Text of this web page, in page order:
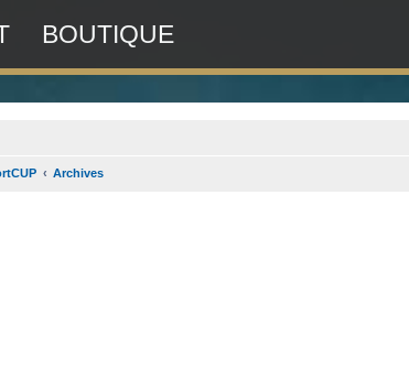
BOUTIQUE
Archives